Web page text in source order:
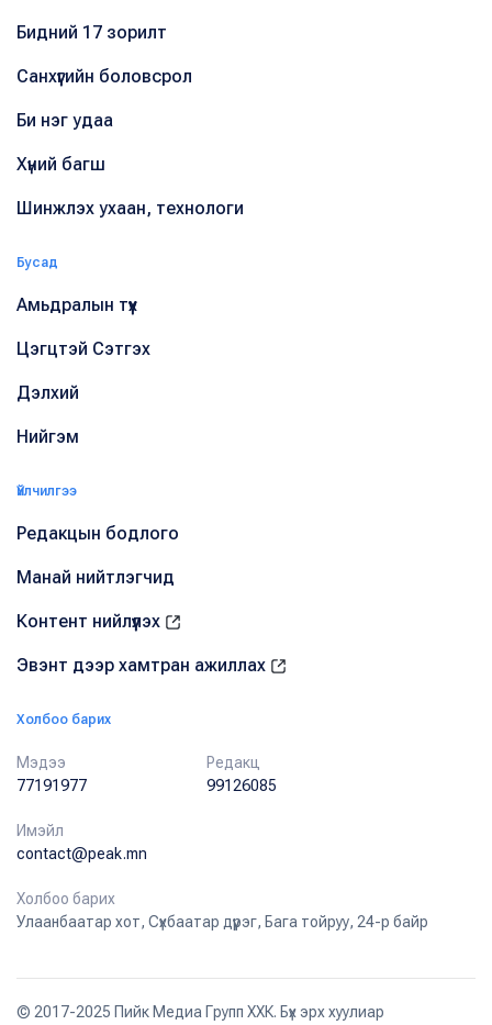
Бидний 17 зорилт
Санхүүгийн боловсрол
Би нэг удаа
Хүний багш
Шинжлэх ухаан, технологи
Бусад
Амьдралын түүх
Цэгцтэй Сэтгэх
Дэлхий
Нийгэм
Үйлчилгээ
Редакцын бодлого
Манай нийтлэгчид
Контент нийлүүлэх
Эвэнт дээр хамтран ажиллах
Холбоо барих
Мэдээ
77191977
Редакц
99126085
Имэйл
contact@peak.mn
Холбоо барих
Улаанбаатар хот, Сүхбаатар дүүрэг, Бага тойруу, 24-р байр
© 2017-2025 Пийк Медиа Групп ХХК. Бүх эрх хуулиар